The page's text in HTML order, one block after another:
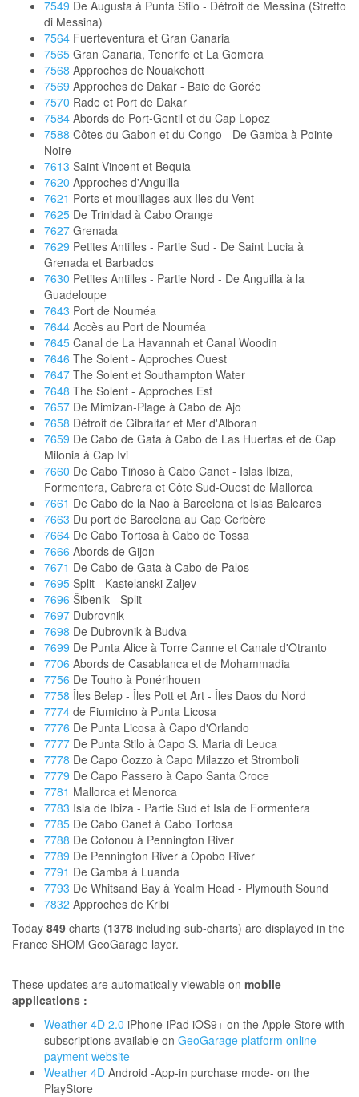
7549 De Augusta à Punta Stilo - Détroit de Messina (Stretto
di Messina)
7564 Fuerteventura et Gran Canaria
7565 Gran Canaria, Tenerife et La Gomera
7568 Approches de Nouakchott
7569 Approches de Dakar - Baie de Gorée
7570 Rade et Port de Dakar
7584 Abords de Port-Gentil et du Cap Lopez
7588 Côtes du Gabon et du Congo - De Gamba à Pointe
Noire
7613 Saint Vincent et Bequia
7620 Approches d'Anguilla
7621 Ports et mouillages aux Iles du Vent
7625 De Trinidad à Cabo Orange
7627 Grenada
7629 Petites Antilles - Partie Sud - De Saint Lucia à
Grenada et Barbados
7630 Petites Antilles - Partie Nord - De Anguilla à la
Guadeloupe
7643 Port de Nouméa
7644 Accès au Port de Nouméa
7645 Canal de La Havannah et Canal Woodin
7646 The Solent - Approches Ouest
7647 The Solent et Southampton Water
7648 The Solent - Approches Est
7657 De Mimizan-Plage à Cabo de Ajo
7658 Détroit de Gibraltar et Mer d'Alboran
7659 De Cabo de Gata à Cabo de Las Huertas et de Cap
Milonia à Cap Ivi
7660 De Cabo Tiñoso à Cabo Canet - Islas Ibiza,
Formentera, Cabrera et Côte Sud-Ouest de Mallorca
7661 De Cabo de la Nao à Barcelona et Islas Baleares
7663 Du port de Barcelona au Cap Cerbère
7664 De Cabo Tortosa à Cabo de Tossa
7666 Abords de Gijon
7671 De Cabo de Gata à Cabo de Palos
7695 Split - Kastelanski Zaljev
7696 Šibenik - Split
7697 Dubrovnik
7698 De Dubrovnik à Budva
7699 De Punta Alice à Torre Canne et Canale d'Otranto
7706 Abords de Casablanca et de Mohammadia
7756 De Touho à Ponérihouen
7758 Îles Belep - Îles Pott et Art - Îles Daos du Nord
7774 de Fiumicino à Punta Licosa
7776 De Punta Licosa à Capo d'Orlando
7777 De Punta Stilo à Capo S. Maria di Leuca
7778 De Capo Cozzo à Capo Milazzo et Stromboli
7779 De Capo Passero à Capo Santa Croce
7781 Mallorca et Menorca
7783 Isla de Ibiza - Partie Sud et Isla de Formentera
7785 De Cabo Canet à Cabo Tortosa
7788 De Cotonou à Pennington River
7789 De Pennington River à Opobo River
7791 De Gamba à Luanda
7793 De Whitsand Bay à Yealm Head - Plymouth Sound
7832 Approches de Kribi
Today 849 charts (1378 including sub-charts) are displayed in the
France SHOM GeoGarage layer.
These updates are automatically viewable on mobile
applications :
Weather 4D 2.0 iPhone-iPad iOS9+ on the Apple Store with
subscriptions available on GeoGarage platform online
payment website
Weather 4D Android -App-in purchase mode- on the
PlayStore